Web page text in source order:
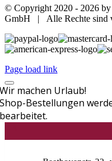
© Copyright 2020 - 2026
GmbH | Alle Rechte sind
Page load link
Wir machen Urlaub!
Shop-Bestellungen
bearbeitet.